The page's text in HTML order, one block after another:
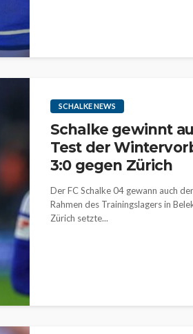
SCHALKE NEWS
Schalke gewinnt
Test der
3:0 gegen Zürich
Der FC Schalke 04 gewann auch
Rahmen des Trainingslagers in
Zürich setzte...